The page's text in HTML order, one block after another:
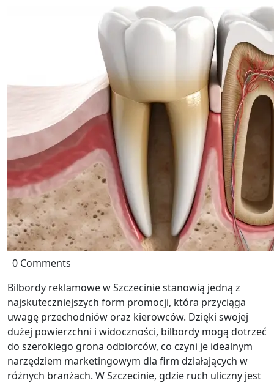
0 Comments
Bilbordy reklamowe w Szczecinie stanowią jedną z
najskuteczniejszych form promocji, która przyciąga
uwagę przechodniów oraz kierowców. Dzięki swojej
dużej powierzchni i widoczności, bilbordy mogą dotrzeć
do szerokiego grona odbiorców, co czyni je idealnym
narzędziem marketingowym dla firm działających w
różnych branżach. W Szczecinie, gdzie ruch uliczny jest